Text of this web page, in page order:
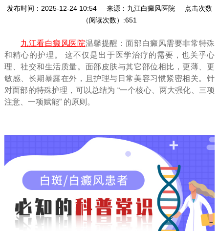
发布时间：2025-12-24 10:54 来源：九江白癜风医院
点击次数
（阅读次数）:651
九江看白癜风医院温馨提醒：面部白癜风需要非常特殊
和精心的护理。​ 这不仅是出于医学治疗的需要，也关乎心
理、社交和生活质量。面部皮肤与其它部位相比，更薄、更
敏感、长期暴露在外，且护理与日常美容习惯紧密相关。针
对面部的特殊护理，可以总结为 “一个核心、两大强化、三项
注意、一项赋能”​ 的原则。